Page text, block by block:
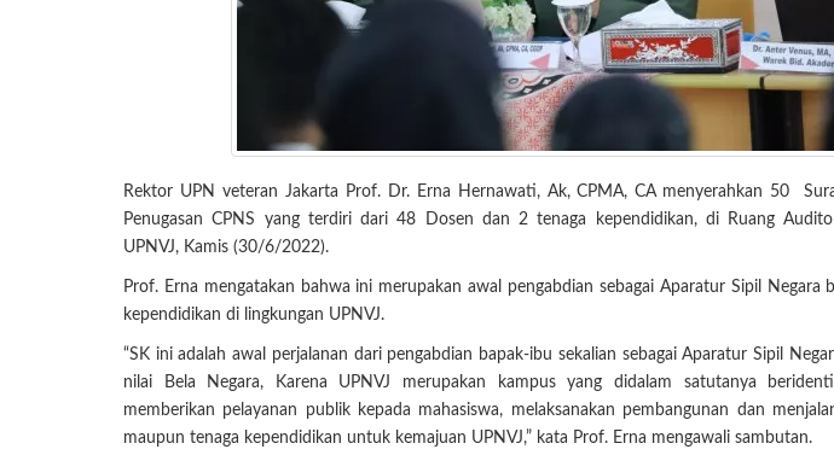
Rektor UPN veteran Jakarta Prof. Dr. Erna Hernawati, Ak, CPMA, CA menyerahkan 50
Penugasan CPNS yang terdiri dari 48 Dosen dan 2 tenaga kependidikan, di Ruang
UPNVJ, Kamis (30/6/2022).
Prof. Erna mengatakan bahwa ini merupakan awal pengabdian sebagai Aparatur Sipil Negara
kependidikan di lingkungan UPNVJ.
“SK ini adalah awal perjalanan dari pengabdian bapak-ibu sekalian sebagai Aparatur Sipil
nilai Bela Negara, Karena UPNVJ merupakan kampus yang didalam satutanya
memberikan pelayanan publik kepada mahasiswa, melaksanakan pembangunan dan
maupun tenaga kependidikan untuk kemajuan UPNVJ,” kata Prof. Erna mengawali sambutan.